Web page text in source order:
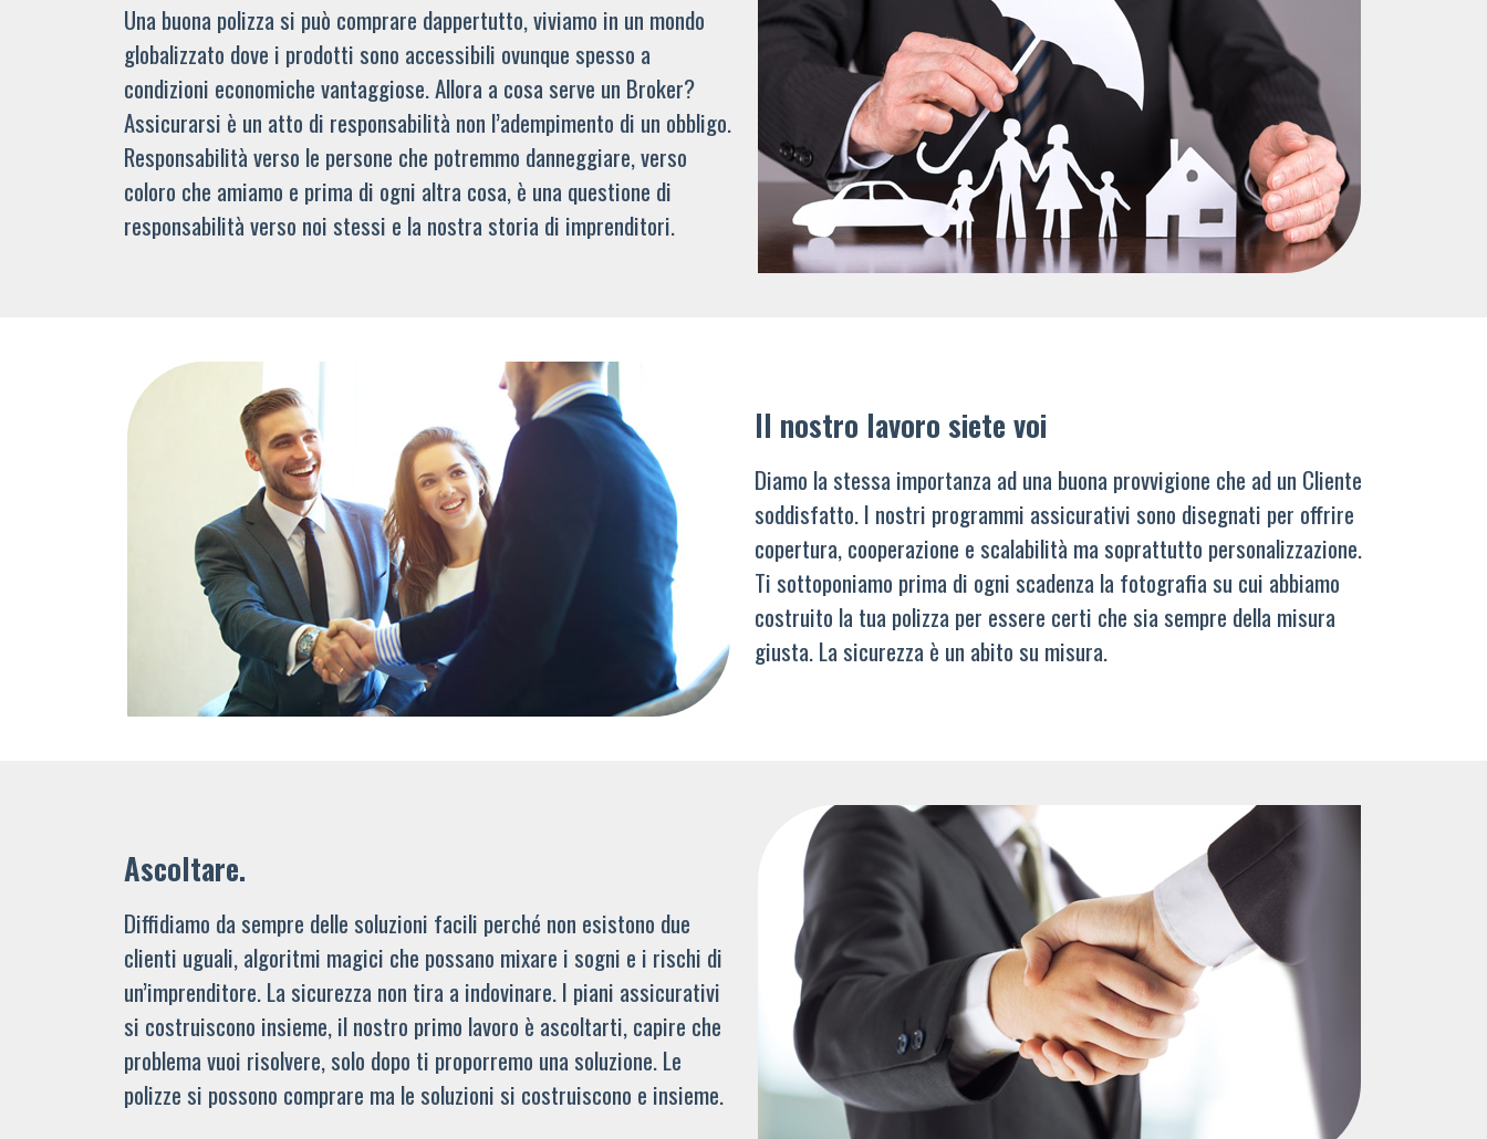
Una buona polizza si può comprare dappertutto, viviamo in un mondo
globalizzato dove i prodotti sono accessibili ovunque spesso a
condizioni economiche vantaggiose. Allora a cosa serve un Broker?
Assicurarsi è un atto di responsabilità non l’adempimento di un obbligo.
Responsabilità verso le persone che potremmo danneggiare, verso
coloro che amiamo e prima di ogni altra cosa, è una questione di
responsabilità verso noi stessi e la nostra storia di imprenditori.
Il nostro lavoro siete voi
Diamo la stessa importanza ad una buona provvigione che ad un Cliente
soddisfatto. I nostri programmi assicurativi sono disegnati per offrire
copertura, cooperazione e scalabilità ma soprattutto personalizzazione.
Ti sottoponiamo prima di ogni scadenza la fotografia su cui abbiamo
costruito la tua polizza per essere certi che sia sempre della misura
giusta. La sicurezza è un abito su misura.
Ascoltare.
Diffidiamo da sempre delle soluzioni facili perché non esistono due
clienti uguali, algoritmi magici che possano mixare i sogni e i rischi di
un’imprenditore. La sicurezza non tira a indovinare. I piani assicurativi
si costruiscono insieme, il nostro primo lavoro è ascoltarti, capire che
problema vuoi risolvere, solo dopo ti proporremo una soluzione. Le
polizze si possono comprare ma le soluzioni si costruiscono e insieme.